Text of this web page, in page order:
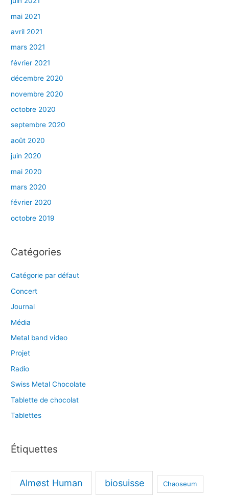
mai 2021
avril 2021
mars 2021
février 2021
décembre 2020
novembre 2020
octobre 2020
septembre 2020
août 2020
juin 2020
mai 2020
mars 2020
février 2020
octobre 2019
Catégories
Catégorie par défaut
Concert
Journal
Média
Metal band video
Projet
Radio
Swiss Metal Chocolate
Tablette de chocolat
Tablettes
Étiquettes
Almøst Human biosuisse Chaoseum